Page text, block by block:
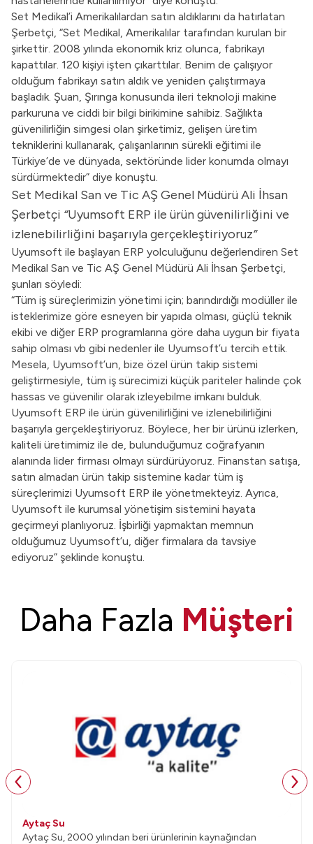
Set Medikal’i Amerikalılardan satın aldıklarını da hatırlatan
Şerbetçi, “Set Medikal, Amerikalılar tarafından kurulan bir
şirkettir. 2008 yılında ekonomik kriz olunca, fabrikayı
kapattılar. 120 kişiyi işten çıkarttılar. Benim de çalışıyor
olduğum fabrikayı satın aldık ve yeniden çalıştırmaya
başladık. Şuan, Şırınga konusunda ileri teknoloji makine
parkuruna ve ciddi bir bilgi birikimine sahibiz. Sağlıkta
güvenilirliğin simgesi olan şirketimiz, gelişen üretim
tekniklerini kullanarak, çalışanlarının sürekli eğitimi ile
Türkiye’de ve dünyada, sektöründe lider konumda olmayı
sürdürmektedir” diye konuştu.
Set Medikal San ve Tic AŞ Genel Müdürü Ali İhsan
Şerbetçi “Uyumsoft ERP ile ürün güvenilirliğini ve
izlenebilirliğini başarıyla gerçekleştiriyoruz”
Uyumsoft ile başlayan ERP yolculuğunu değerlendiren Set
Medikal San ve Tic AŞ Genel Müdürü Ali İhsan Şerbetçi,
şunları söyledi:
“Tüm iş süreçlerimizin yönetimi için; barındırdığı modüller ile
isteklerimize göre esneyen bir yapıda olması, güçlü teknik
ekibi ve diğer ERP programlarına göre daha uygun bir fiyata
sahip olması vb gibi nedenler ile Uyumsoft’u tercih ettik.
Mesela, Uyumsoft’un, bize özel ürün takip sistemi
geliştirmesiyle, tüm iş sürecimizi küçük pariteler halinde çok
hassas ve güvenilir olarak izleyebilme imkanı bulduk.
Uyumsoft ERP ile ürün güvenilirliğini ve izlenebilirliğini
başarıyla gerçekleştiriyoruz. Böylece, her bir ürünü izlerken,
kaliteli üretimimiz ile de, bulunduğumuz coğrafyanın
alanında lider firması olmayı sürdürüyoruz. Finanstan satışa,
satın almadan ürün takip sistemine kadar tüm iş
süreçlerimizi Uyumsoft ERP ile yönetmekteyiz. Ayrıca,
Uyumsoft ile kurumsal yönetişim sistemini hayata
geçirmeyi planlıyoruz. İşbirliği yapmaktan memnun
olduğumuz Uyumsoft’u, diğer firmalara da tavsiye
ediyoruz” şeklinde konuştu.
Daha Fazla Müşteri
Aytaç Su
Aytaç Su, 2000 yılından beri ürünlerinin kaynağından